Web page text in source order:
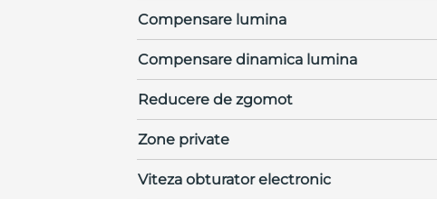
Compensare lumina
Compensare dinamica lumina
Reducere de zgomot
Zone private
Viteza obturator electronic